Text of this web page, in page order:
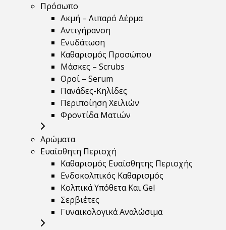
Πρόσωπο
Ακμή – Λιπαρό Δέρμα
Αντιγήρανση
Ενυδάτωση
Καθαρισμός Προσώπου
Μάσκες – Scrubs
Οροί – Serum
Πανάδες-Κηλίδες
Περιποίηση Χειλιών
Φροντίδα Ματιών
Αρώματα
Ευαίσθητη Περιοχή
Καθαρισμός Ευαίσθητης Περιοχής
Ενδοκολπικός Καθαρισμός
Κολπικά Υπόθετα Και Gel
Σερβιέτες
Γυναικολογικά Αναλώσιμα